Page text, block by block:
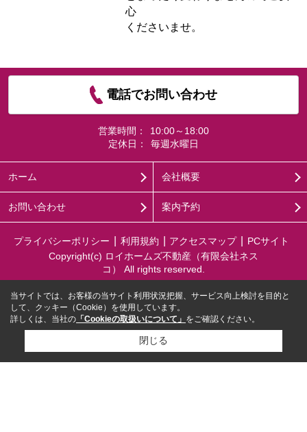
心
くださいませ。
電話でお問い合わせ
営業時間：
10:00～18:00
定休日：
毎週水曜日
ホーム 会社概要
お問い合わせ 案内予約
プライバシーポリシー 利用規約 アクセスマップ
PCサイト
Copyright(c) ロイホームズ不動産（有限会社ネス
コ） All rights reserved.
当サイトでは、お客様の当サイト利用状況把握、サービス向上検討を目的と
して、クッキー（Cookie）を使用しています。
詳しくは、当社の 「Cookieの取扱いについて」 をご確認ください。
閉じる